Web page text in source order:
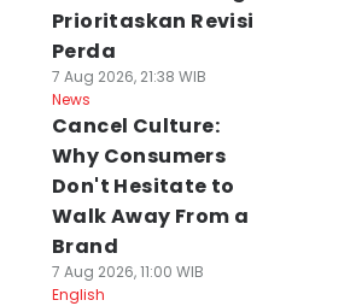
ke
Piala
Igor
Prioritaskan
ACL
Jul 2026, 07:56 WIB
Piala Presiden Elite
2026: Upaya Tertib
di Lapangan
hingga Laporan
Sport
Prioritaskan Revisi
Perda
7 Aug 2026, 21:38 WIB
News
Cancel Culture:
Why Consumers
Don't Hesitate to
Walk Away From a
Brand
7 Aug 2026, 11:00 WIB
English